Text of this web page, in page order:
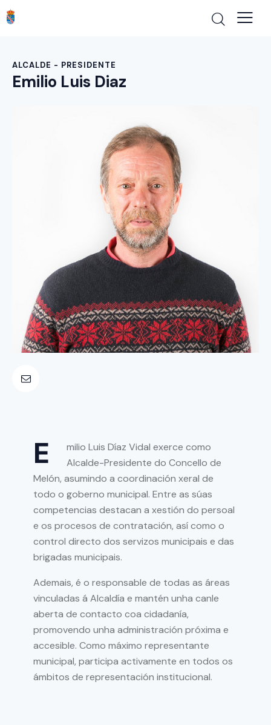
ALCALDE - PRESIDENTE
Emilio Luis Diaz
E
milio Luis Díaz Vidal exerce como
Alcalde-Presidente do Concello de
Melón, asumindo a coordinación xeral de
todo o goberno municipal. Entre as súas
competencias destacan a xestión do persoal
e os procesos de contratación, así como o
control directo dos servizos municipais e das
brigadas municipais.
Ademais, é o responsable de todas as áreas
vinculadas á Alcaldía e mantén unha canle
aberta de contacto coa cidadanía,
promovendo unha administración próxima e
accesible. Como máximo representante
municipal, participa activamente en todos os
ámbitos de representación institucional.